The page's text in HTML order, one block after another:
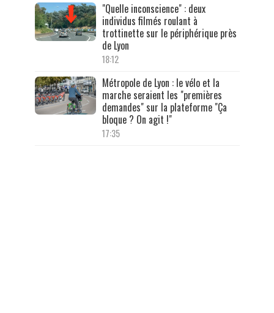
"Quelle inconscience" : deux
individus filmés roulant à
trottinette sur le périphérique près
de Lyon
18:12
Métropole de Lyon : le vélo et la
marche seraient les "premières
demandes" sur la plateforme "Ça
bloque ? On agit !"
17:35